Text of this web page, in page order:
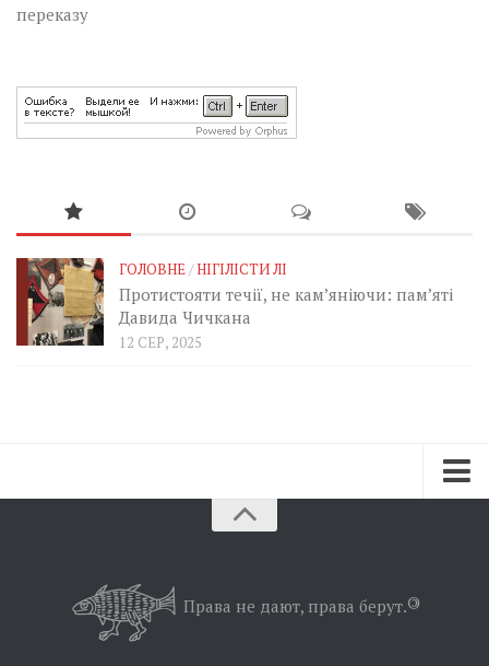
переказу
ГОЛОВНЕ/НІГІЛІСТИ ЛІ
Протистояти течії, не кам’яніючи: пам’яті
Давида Чичкана
12 СЕР, 2025
Позиція
Права не дают, права берут.©